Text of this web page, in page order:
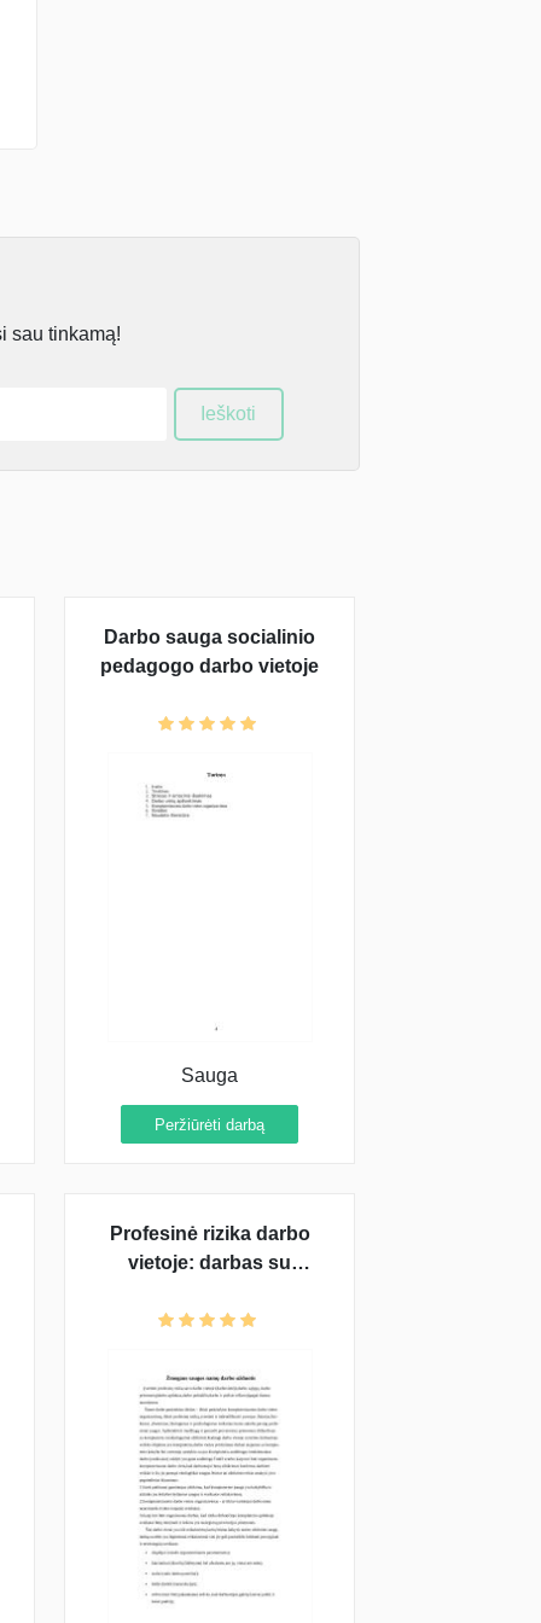
sau tinkamą!
Ieškoti
Darbo sauga socialinio
pedagogo darbo vietoje
Sauga
Peržiūrėti darbą
Profesinė rizika darbo
vietoje: darbas su